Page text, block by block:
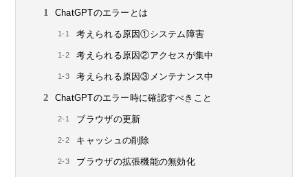
ChatGPTのエラーとは
考えられる原因①システム障害
考えられる原因②アクセスが集中
考えられる原因③メンテナンス中
ChatGPTのエラー時に確認すべきこと
ブラウザの更新
キャッシュの削除
ブラウザの拡張機能の無効化